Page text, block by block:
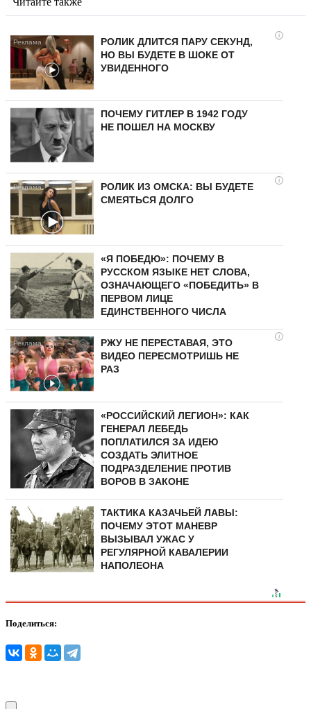
i
РОЛИК ДЛИТСЯ ПАРУ СЕКУНД,
НО ВЫ БУДЕТЕ В ШОКЕ ОТ
УВИДЕННОГО
ПОЧЕМУ ГИТЛЕР В 1942 ГОДУ
НЕ ПОШЕЛ НА МОСКВУ
i
РОЛИК ИЗ ОМСКА: ВЫ БУДЕТЕ
СМЕЯТЬСЯ ДОЛГО
«Я ПОБЕДЮ»: ПОЧЕМУ В
РУССКОМ ЯЗЫКЕ НЕТ СЛОВА,
ОЗНАЧАЮЩЕГО «ПОБЕДИТЬ» В
ПЕРВОМ ЛИЦЕ
ЕДИНСТВЕННОГО ЧИСЛА
i
РЖУ НЕ ПЕРЕСТАВАЯ, ЭТО
ВИДЕО ПЕРЕСМОТРИШЬ НЕ
РАЗ
«РОССИЙСКИЙ ЛЕГИОН»: КАК
ГЕНЕРАЛ ЛЕБЕДЬ
ПОПЛАТИЛСЯ ЗА ИДЕЮ
СОЗДАТЬ ЭЛИТНОЕ
ПОДРАЗДЕЛЕНИЕ ПРОТИВ
ВОРОВ В ЗАКОНЕ
ТАКТИКА КАЗАЧЬЕЙ ЛАВЫ:
ПОЧЕМУ ЭТОТ МАНЕВР
ВЫЗЫВАЛ УЖАС У
РЕГУЛЯРНОЙ КАВАЛЕРИИ
НАПОЛЕОНА
Поделиться: